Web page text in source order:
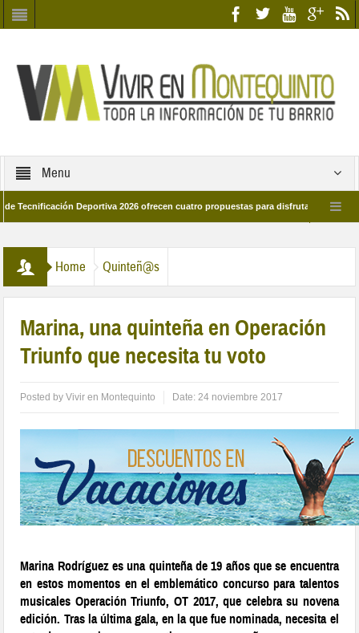
Menu
Deportiva 2026 ofrecen cuatro propuestas para disfrutar del deporte este
Home Quinteñ@s
Marina, una quinteña en Operación
Triunfo que necesita tu voto
Posted byVivir en Montequinto Date:24 noviembre 2017
Marina Rodríguez es una quinteña de 19 años que se encuentra
en estos momentos en el emblemático concurso para talentos
musicales Operación Triunfo, OT 2017, que celebra su novena
edición. Tras la última gala, en la que fue nominada, necesita el